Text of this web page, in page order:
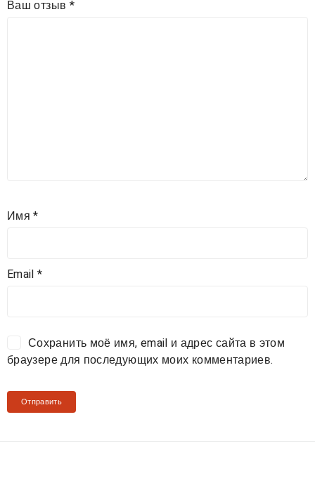
Ваш отзыв *
Имя*
Email*
Сохранить моё имя, email и адрес сайта в этом
браузере для последующих моих комментариев.